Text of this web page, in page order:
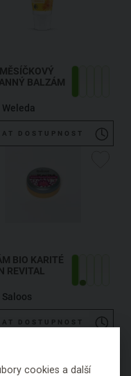
BALZÁM
Weleda
DOSTUPNOST
BIO KARITÉ
REVITAL
Saloos
DOSTUPNOST
cookies a další